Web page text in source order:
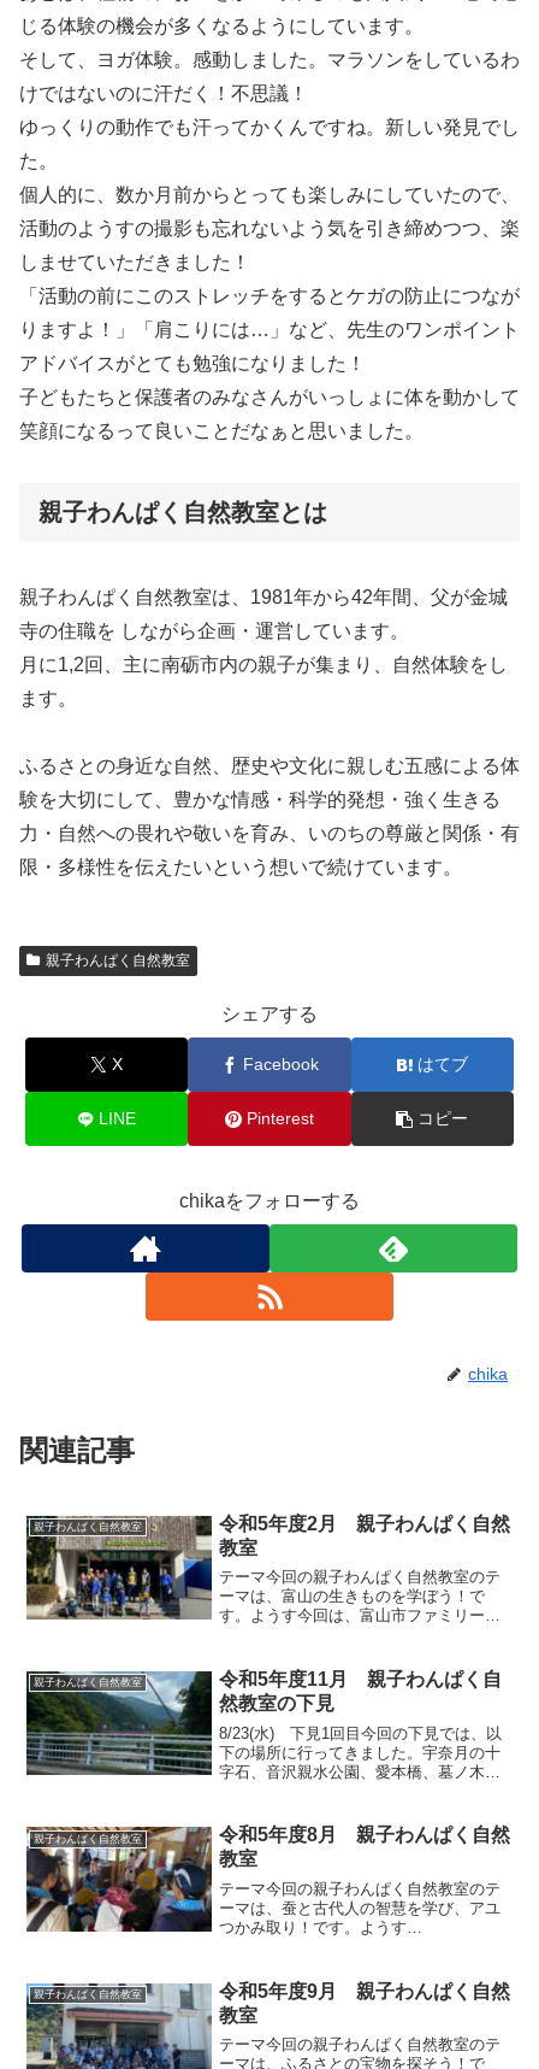
じる体験の機会が多くなるようにしています。
そして、ヨガ体験。感動しました。マラソンをしているわ
けではないのに汗だく！不思議！
ゆっくりの動作でも汗ってかくんですね。新しい発見でし
た。
個人的に、数か月前からとっても楽しみにしていたので、
活動のようすの撮影も忘れないよう気を引き締めつつ、楽
しませていただきました！
「活動の前にこのストレッチをするとケガの防止につなが
りますよ！」「肩こりには…」など、先生のワンポイント
アドバイスがとても勉強になりました！
子どもたちと保護者のみなさんがいっしょに体を動かして
笑顔になるって良いことだなぁと思いました。
親子わんぱく自然教室とは
親子わんぱく自然教室は、1981年から42年間、父が金城
寺の住職を しながら企画・運営しています。
月に1,2回、主に南砺市内の親子が集まり、自然体験をし
ます。
ふるさとの身近な自然、歴史や文化に親しむ五感による体
験を大切にして、豊かな情感・科学的発想・強く生きる
力・自然への畏れや敬いを育み、いのちの尊厳と関係・有
限・多様性を伝えたいという想いで続けています。
親子わんぱく自然教室
シェアする
X Facebook はてブ
LINE Pinterest コピー
chikaをフォローする
chika
関連記事
親子わんぱく自然教室
令和5年度2月 親子わんぱく自然
教室
テーマ今回の親子わんぱく自然教室のテ
ーマは、富山の生きものを学ぼう！で
す。ようす今回は、富山市ファミリーパ
いただきながら、園内を散策しました。
のとじま水族館から避難してき...
親子わんぱく自然教室
令和5年度11月 親子わんぱく自
然教室の下見
8/23(水) 下見1回目今回の下見では、以
下の場所に行ってきました。宇奈月の十
字石、音沢親水公園、愛本橋、墓ノ木公
水)、KOKOくろべ南砺市から黒部までは
遠いので...
親子わんぱく自然教室
令和5年度8月 親子わんぱく自然
教室
テーマ今回の親子わんぱく自然教室のテ
ーマは、蚕と古代人の智慧を学び、アユ
つかみ取り！です。ようす
午前中は、城端の松井機業さんの見学...
親子わんぱく自然教室
令和5年度9月 親子わんぱく自然
教室
テーマ今回の親子わんぱく自然教室のテ
ーマは、ふるさとの宝物を探そう！で